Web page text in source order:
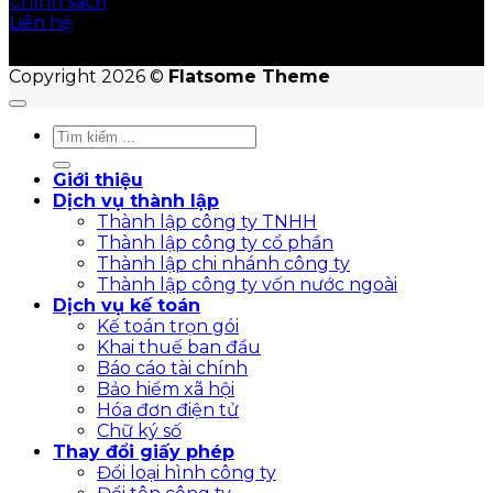
Liên hệ
Copyright 2026 © Flatsome Theme
Giới thiệu
Dịch vụ thành lập
Thành lập công ty TNHH
Thành lập công ty cổ phần
Thành lập chi nhánh công ty
Thành lập công ty vốn nước ngoài
Dịch vụ kế toán
Kế toán trọn gói
Khai thuế ban đầu
Báo cáo tài chính
Bảo hiểm xã hội
Hóa đơn điện tử
Chữ ký số
Thay đổi giấy phép
Đổi loại hình công ty